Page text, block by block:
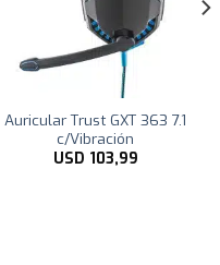
Auricular Trust GXT 363 7.1
c/Vibración
USD 103,99